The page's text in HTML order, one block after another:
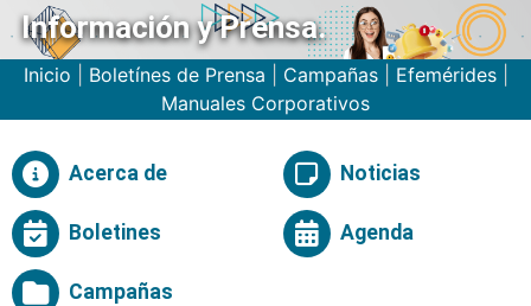
Información y Prensa.
Inicio Boletínes de Prensa Campañas| Efemérides|
Manuales Corporativos
Acerca de Noticias
Boletines Agenda
Campañas